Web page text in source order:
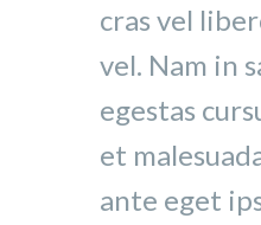
cras vel
vel. Nam in
egestas
et
ante eget